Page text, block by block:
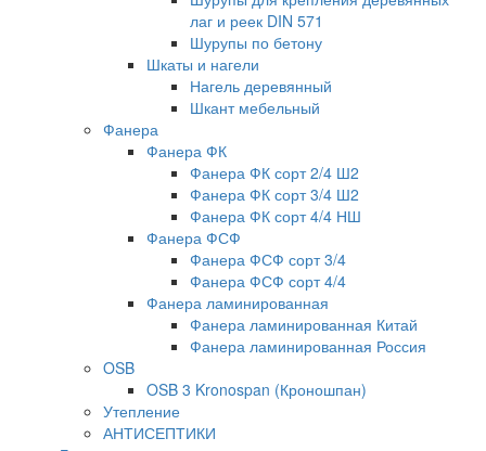
лаг и реек DIN 571
Шурупы по бетону
Шкаты и нагели
Нагель деревянный
Шкант мебельный
Фанера
Фанера ФК
Фанера ФК сорт 2/4 Ш2
Фанера ФК сорт 3/4 Ш2
Фанера ФК сорт 4/4 НШ
Фанера ФСФ
Фанера ФСФ сорт 3/4
Фанера ФСФ сорт 4/4
Фанера ламинированная
Фанера ламинированная Китай
Фанера ламинированная Россия
OSB
OSB 3 Kronospan (Кроношпан)
Утепление
АНТИСЕПТИКИ